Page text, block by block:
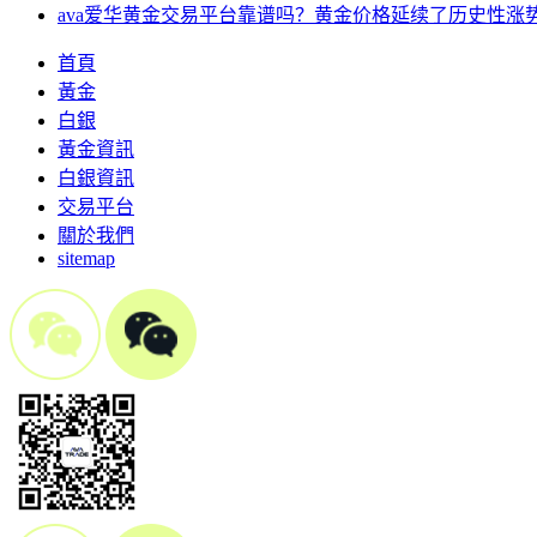
ava爱华黄金交易平台靠谱吗？黄金价格延续了历史性涨
首頁
黃金
白銀
黃金資訊
白銀資訊
交易平台
關於我們
sitemap